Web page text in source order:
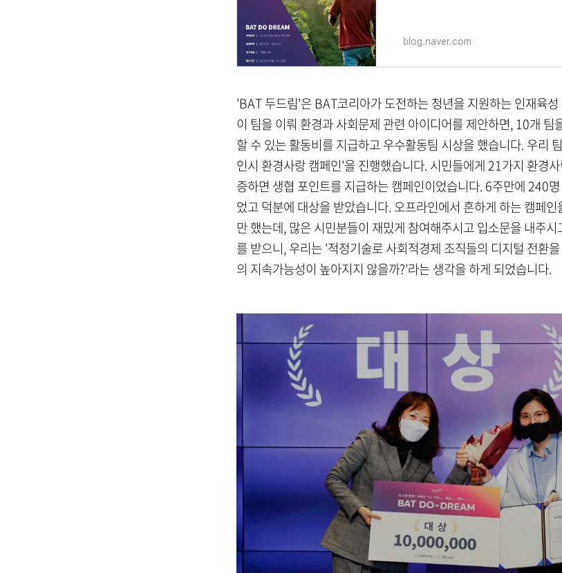
blog.naver.com
'BAT 두드림'은 BAT코리아가 도전하는 청년을 지원하는 인재육
이 팀을 이뤄 환경과 사회문제 관련 아이디어를 제안하면, 10개 팀
할 수 있는 활동비를 지급하고 우수활동팀 시상을 했습니다. 우리
인시 환경사랑 캠페인'을 진행했습니다. 시민들에게 21가지 환경
증하면 생협 포인트를 지급하는 캠페인이었습니다. 6주만에 240
었고 덕분에 대상을 받았습니다. 오프라인에서 흔하게 하는 캠페
만 했는데, 많은 시민분들이 재밌게 참여해주시고 입소문을 내주
를 받으니, 우리는 '적정기술로 사회적경제 조직들의 디지털 전환
의 지속가능성이 높아지지 않을까?'라는 생각을 하게 되었습니다.